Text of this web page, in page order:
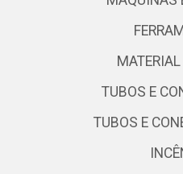
MATERIAL
TUBOS E
TUBOS E